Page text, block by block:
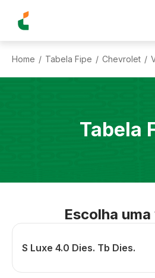
Home / Tabela Fipe / Chevrolet /
Tabela
Escolha
S Luxe 4.0 Dies. Tb Dies.